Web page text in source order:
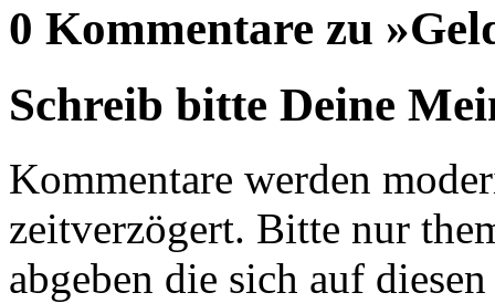
0 Kommentare zu
Schreib bitte Deine
Kommentare werden
zeitverzögert. Bitte nur
abgeben die sich auf